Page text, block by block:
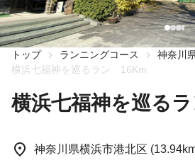
トップ ランニングコース 神奈川
横浜七福神を巡るラン 16Km
横浜七福神を巡る
神奈川県横浜市港北区